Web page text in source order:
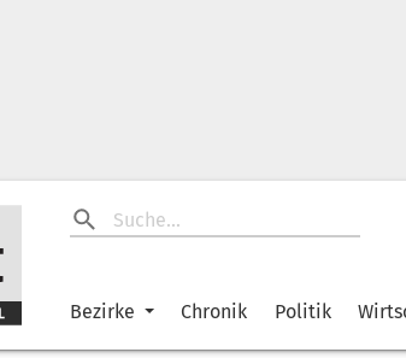
Bezirke Chronik Politik